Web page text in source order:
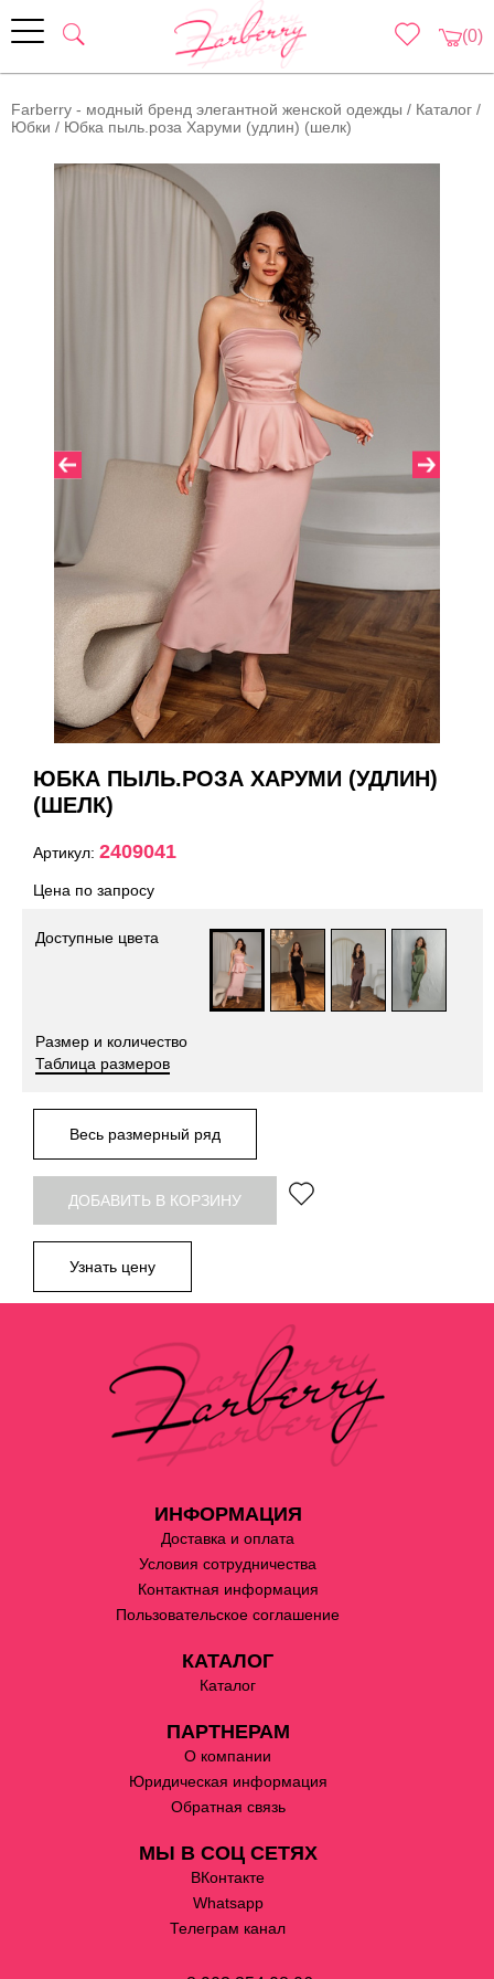
(0)
Farberry - модный бренд элегантной женской одежды / Каталог /
Юбки / Юбка пыль.роза Харуми (удлин) (шелк)
ЮБКА ПЫЛЬ.РОЗА ХАРУМИ (УДЛИН)
(ШЕЛК)
Артикул: 2409041
Цена по запросу
Доступные цвета
Размер и количество
Таблица размеров
Весь размерный ряд
ДОБАВИТЬ В КОРЗИНУ
Узнать цену
ИНФОРМАЦИЯ
Доставка и оплата
Условия сотрудничества
Контактная информация
Пользовательское соглашение
КАТАЛОГ
Каталог
ПАРТНЕРАМ
О компании
Юридическая информация
Обратная связь
МЫ В СОЦ СЕТЯХ
ВКонтакте
Whatsapp
Телеграм канал